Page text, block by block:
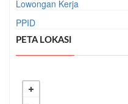
Lowongan Kerja
PPID
PETA LOKASI